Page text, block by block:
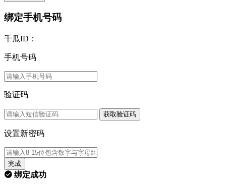
绑定手机号码
千瓜ID：
手机号码
验证码
获取验证码
设置新密码
完成
绑定成功